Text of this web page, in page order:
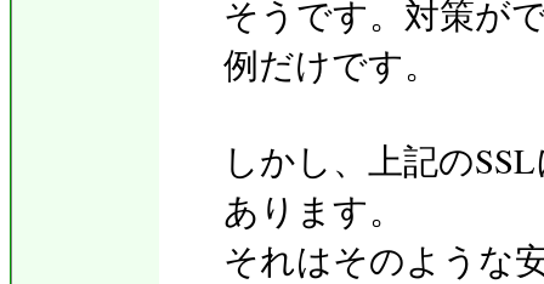
そうです。対策が
例だけです。
しかし、上記の
あります。
それはそのような